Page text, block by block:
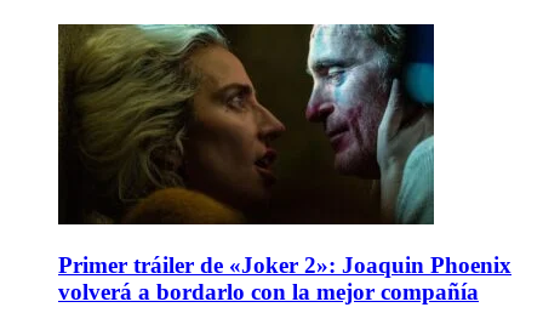
Primer tráiler de «Joker 2»: Joaquin Phoenix
volverá a bordarlo con la mejor compañía